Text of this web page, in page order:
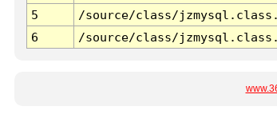
5
/source/class/
6
/source/class/